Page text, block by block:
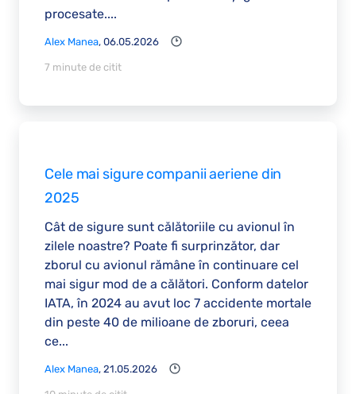
procesate....
Alex Manea, 06.05.2026
7 minute de citit
Cele mai sigure companii aeriene din
2025
Cât de sigure sunt călătoriile cu avionul în
zilele noastre? Poate fi surprinzător, dar
zborul cu avionul rămâne în continuare cel
mai sigur mod de a călători. Conform datelor
IATA, în 2024 au avut loc 7 accidente mortale
din peste 40 de milioane de zboruri, ceea
ce...
Alex Manea, 21.05.2026